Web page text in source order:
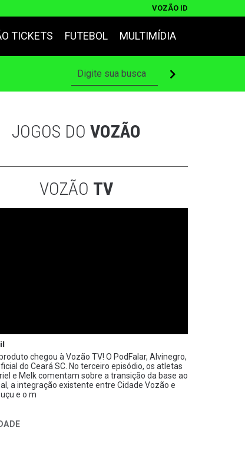
VOZÃO ID
TICKETS FUTEBOL MULTIMÍDIA
JOGOS DO VOZÃO
VOZÃO TV
chegou à Vozão TV! O PodFalar, Alvinegro,
do Ceará SC. No terceiro episódio, os atletas
e Melk comentam sobre a transição da base ao
a integração existente entre Cidade Vozão e
e o m